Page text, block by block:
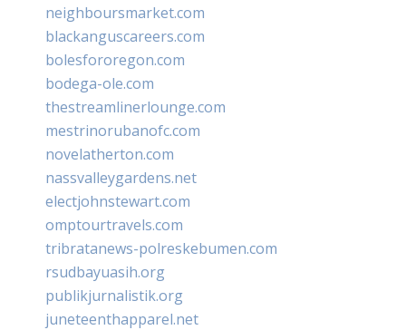
neighboursmarket.com
blackanguscareers.com
bolesfororegon.com
bodega-ole.com
thestreamlinerlounge.com
mestrinorubanofc.com
novelatherton.com
nassvalleygardens.net
electjohnstewart.com
omptourtravels.com
tribratanews-polreskebumen.com
rsudbayuasih.org
publikjurnalistik.org
juneteenthapparel.net